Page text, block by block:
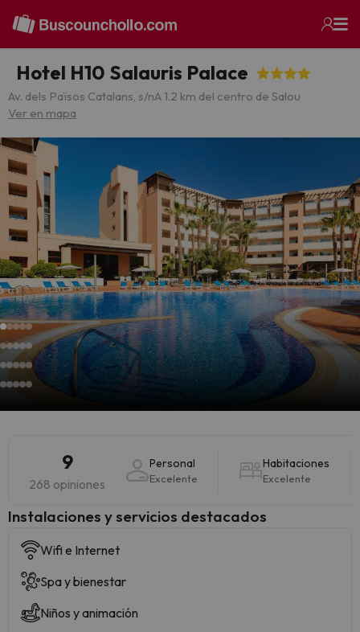
Hotel H10 Salauris Palace
Av. dels Països Catalans, s/nA 1.2 km del centro de Salou
Ver en mapa
9
268 opiniones
Personal
Excelente
Habitaciones
Excelente
Instalaciones y servicios destacados
Wifi e Internet
Spa y bienestar
Niños y animación